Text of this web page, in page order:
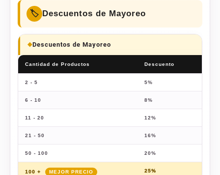
Descuentos de Mayoreo
Descuentos de Mayoreo
Cantidad de Productos Descuento
2 - 5 5%
6 - 10 8%
11 - 20 12%
21 - 50 16%
50 - 100 20%
100 + 25%